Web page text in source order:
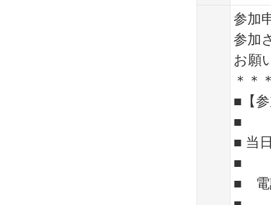
参加
参加
お願
＊＊
■【
■
■ 当
■
■ 電